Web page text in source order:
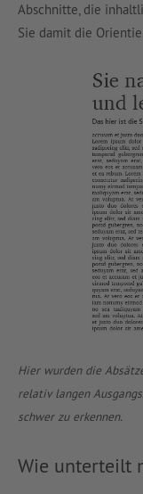
Abschnitte, die
Sie damit die
Hier wurden die
relativ langen
schwer zu erkennen.
Wie unterteilt